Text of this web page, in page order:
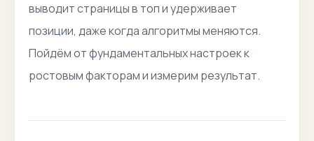
выводит страницы в топ и удерживает
позиции, даже когда алгоритмы меняются.
Пойдём от фундаментальных настроек к
ростовым факторам и измерим результат.